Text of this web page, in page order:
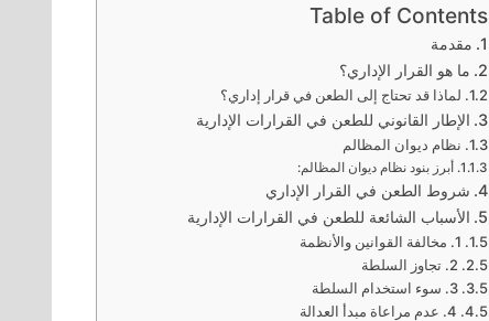
Table of Contents
مقدمة
ما هو القرار الإداري؟
لماذا قد تحتاج إلى الطعن في قرار إداري؟
الإطار القانوني للطعن في القرارات الإدارية
نظام ديوان المظالم
أبرز بنود نظام ديوان المظالم:
شروط الطعن في القرار الإداري
الأسباب الشائعة للطعن في القرارات الإدارية
1. مخالفة القوانين والأنظمة
2. تجاوز السلطة
3. سوء استخدام السلطة
4. عدم مراعاة مبدأ العدالة